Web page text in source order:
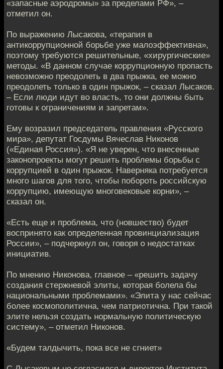
«запасные аэродромы» за пределами РФ», –
отметил он.
По выражению Лысакова, «терапия в
антикоррупционной борьбе уже малоэффективна»,
поэтому требуются решительные, «хирургические»
методы. «В данном случае коррупционную пропасть
невозможно преодолеть в два прыжка, ее можно
преодолеть только в один прыжок, – сказал Лысаков.
– Если люди идут во власть, то они должны быть
готовы к ограничениям и запретам».
Ему возразил председатель правления «Русского
мира», депутат Госдумы Вячеслав Никонов
(«Единая Россия»). «Я не уверен, что внесенные
законопроекты могут решить проблемы борьбы с
коррупцией в один прыжок. Наверняка потребуется
много шагов для того, чтобы побороть российскую
коррупцию, имеющую многовековые корни», –
сказал он.
«Есть еще и проблема, что (новшество) будет
воспринято как определенная провинциализация
России», – подчеркнул он, говоря о недостатках
инициатив.
По мнению Никонова, главное – «решить задачу
создания стержневой элиты, которая болела бы
национальными проблемами». «Элита у нас сейчас
более космополитична, чем патриотична. При такой
элите нельзя создать нормальную политическую
систему», – отметил Никонов.
«Будем талдычить, пока все не сгниет»